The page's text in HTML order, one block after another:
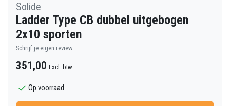
Solide
Ladder Type CB dubbel uitgebogen
2x10 sporten
Schrijf je eigen review
351,00 Excl. btw
Op voorraad